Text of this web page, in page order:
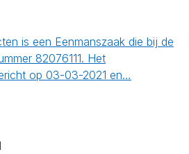
is een Eenmanszaak die bij de
82076111. Het
op 03-03-2021 en…